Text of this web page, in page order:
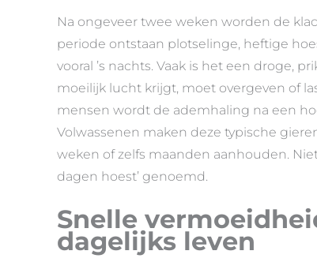
Na ongeveer twee weken worden de
periode ontstaan plotselinge, heftige
vooral ’s nachts. Vaak is het een droge,
moeilijk lucht krijgt, moet overgeven of
mensen wordt de ademhaling na een
Volwassenen maken deze typische
weken of zelfs maanden aanhouden.
dagen hoest’ genoemd.
Snelle
dagelijks leven